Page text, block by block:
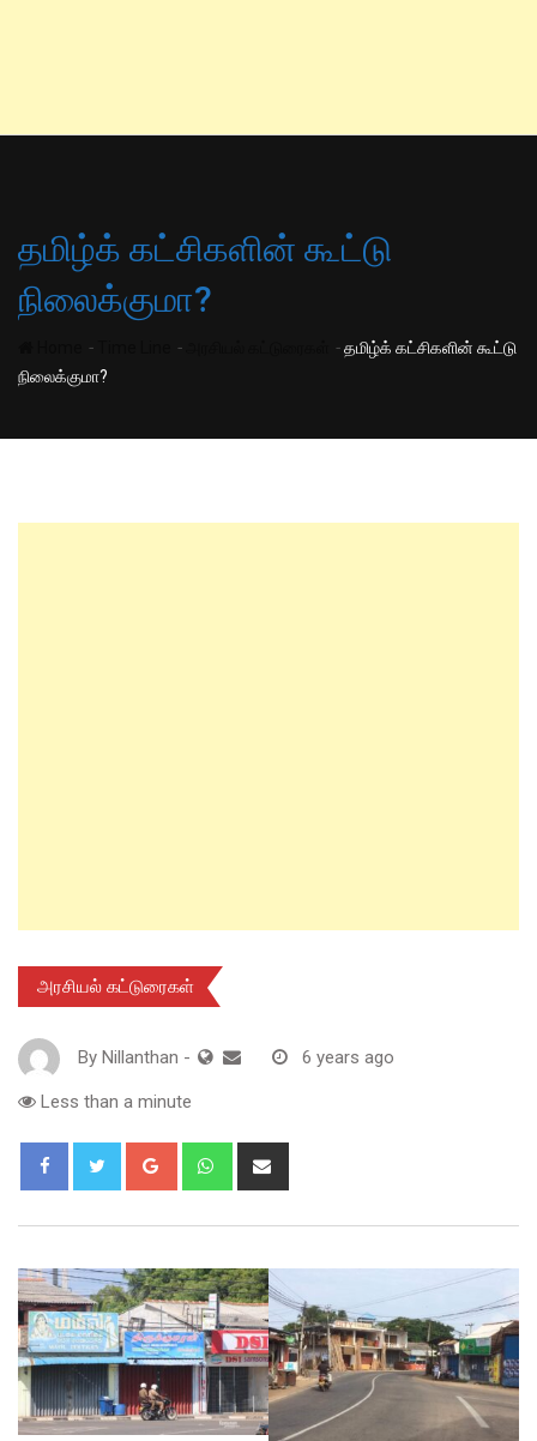
தமிழ்க் கட்சிகளின் கூட்டு
நிலைக்குமா?
- - -தமிழ்க் கட்சிகளின் கூட்டு
நிலைக்குமா?
அரசியல் கட்டுரைகள்
By Nillanthan - 6 years ago
Less than a minute
Google+ Whatsapp